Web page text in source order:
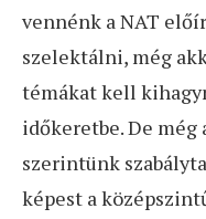
vennénk a NAT
szelektálni, még
témákat kell
időkeretbe. De
szerintünk
képest a